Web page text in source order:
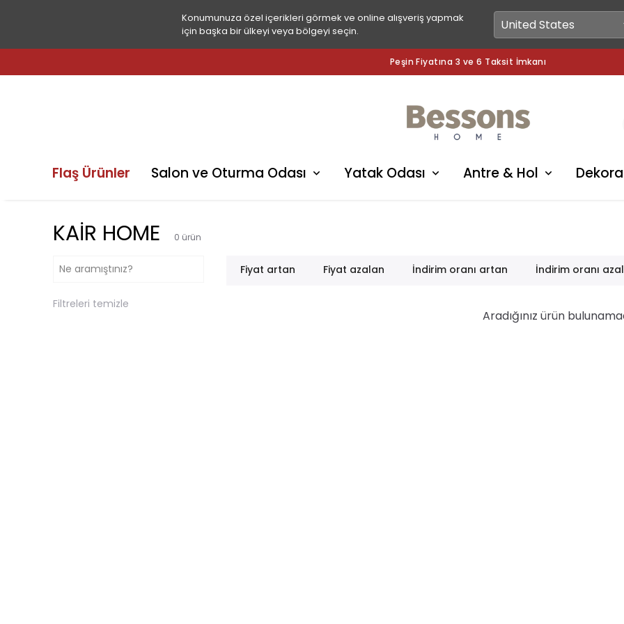
Konumunuza özel içerikleri görmek ve online alışveriş yapmak
için başka bir ülkeyi veya bölgeyi seçin.
Peşin Fiyatına 3 ve 6 Taksit İmkanı
Flaş Ürünler Salon ve Oturma Odası Yatak Odası Antre & Hol
KAİR HOME 0 ürün
Fiyat artan Fiyat azalan İndirim oranı artan İndirim oranı
Filtreleri temizle
Aradığınız ürün